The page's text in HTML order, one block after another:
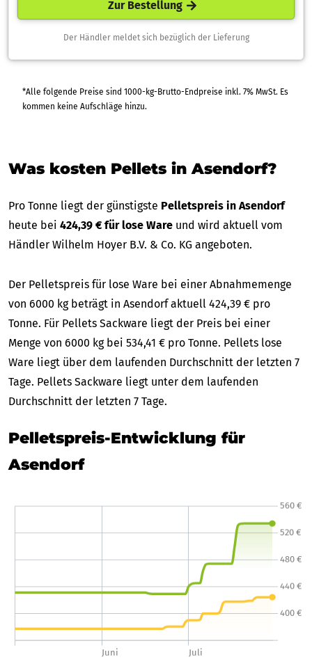
Zur Bestellung
Der Händler meldet sich bezüglich der Lieferung
*Alle folgende Preise sind 1000-kg-Brutto-Endpreise inkl. 7% MwSt. Es
kommen keine Aufschläge hinzu.
Was kosten Pellets in Asendorf?
Pro Tonne liegt der günstigste Pelletspreis in Asendorf
heute bei 424,39 € für lose Ware und wird aktuell vom
Händler Wilhelm Hoyer B.V. & Co. KG angeboten.
Der Pelletspreis für lose Ware bei einer Abnahmemenge
von 6000 kg beträgt in Asendorf aktuell 424,39 € pro
Tonne. Für Pellets Sackware liegt der Preis bei einer
Menge von 6000 kg bei 534,41 € pro Tonne. Pellets lose
Ware liegt über dem laufenden Durchschnitt der letzten 7
Tage. Pellets Sackware liegt unter dem laufenden
Durchschnitt der letzten 7 Tage.
Pelletspreis-Entwicklung für
Asendorf